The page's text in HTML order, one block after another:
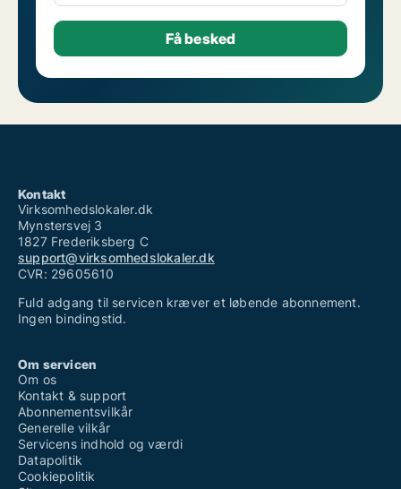
Kontakt
Virksomhedslokaler.dk
Mynstersvej 3
1827 Frederiksberg C
support@virksomhedslokaler.dk
CVR: 29605610
Fuld adgang til servicen kræver et løbende abonnement.
Ingen bindingstid.
Om servicen
Om os
Kontakt & support
Abonnementsvilkår
Generelle vilkår
Servicens indhold og værdi
Datapolitik
Cookiepolitik